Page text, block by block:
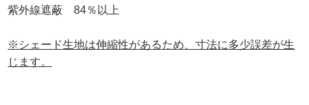
紫外線遮蔽 84％以上
※シェード生地は伸縮性があるため、寸法に多少誤差が生
じます。